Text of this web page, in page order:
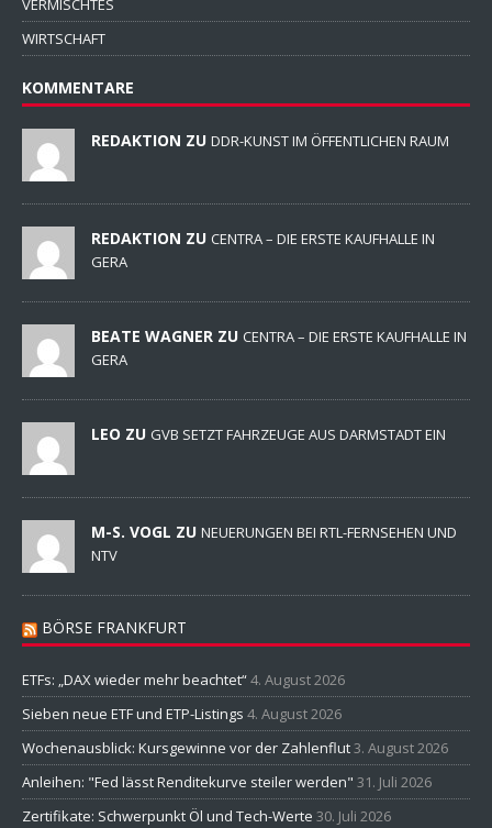
VERMISCHTES
WIRTSCHAFT
KOMMENTARE
REDAKTION ZU DDR-KUNST IM ÖFFENTLICHEN RAUM
REDAKTION ZU CENTRA – DIE ERSTE KAUFHALLE IN
GERA
BEATE WAGNER ZU CENTRA – DIE ERSTE KAUFHALLE IN
GERA
LEO ZU GVB SETZT FAHRZEUGE AUS DARMSTADT EIN
M-S. VOGL ZU NEUERUNGEN BEI RTL-FERNSEHEN UND
NTV
BÖRSE FRANKFURT
ETFs: „DAX wieder mehr beachtet“4. August 2026
Sieben neue ETF und ETP-Listings 4. August 2026
Wochenausblick: Kursgewinne vor der Zahlenflut3. August 2026
Anleihen: "Fed lässt Renditekurve steiler werden" 31. Juli 2026
Zertifikate: Schwerpunkt Öl und Tech-Werte 30. Juli 2026